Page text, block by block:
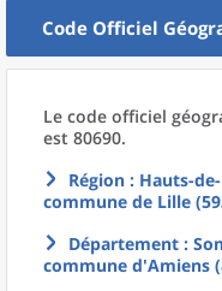
Code Officiel
Le code officiel
est 80690.
Région : Hauts-
commune de Lille
Département :
commune d'Amiens